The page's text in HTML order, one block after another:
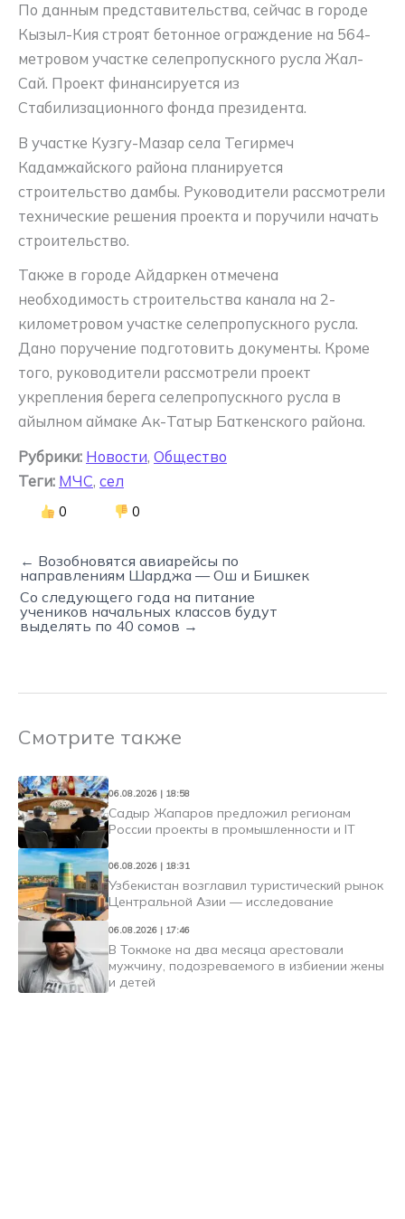
По данным представительства, сейчас в городе
Кызыл-Кия строят бетонное ограждение на 564-
метровом участке селепропускного русла Жал-
Сай. Проект финансируется из
Стабилизационного фонда президента.
В участке Кузгу-Мазар села Тегирмеч
Кадамжайского района планируется
строительство дамбы. Руководители рассмотрели
технические решения проекта и поручили начать
строительство.
Также в городе Айдаркен отмечена
необходимость строительства канала на 2-
километровом участке селепропускного русла.
Дано поручение подготовить документы. Кроме
того, руководители рассмотрели проект
укрепления берега селепропускного русла в
айылном аймаке Ак-Татыр Баткенского района.
Рубрики: Новости, Общество
Теги: МЧС, сел
0 0
← Возобновятся авиарейсы по
направлениям Шарджа — Ош и Бишкек
Со следующего года на питание
учеников начальных классов будут
выделять по 40 сомов →
Смотрите также
06.08.2026 | 18:58
Садыр Жапаров предложил регионам
России проекты в промышленности и IT
06.08.2026 | 18:31
Узбекистан возглавил туристический рынок
Центральной Азии — исследование
06.08.2026 | 17:46
В Токмоке на два месяца арестовали
мужчину, подозреваемого в избиении жены
и детей